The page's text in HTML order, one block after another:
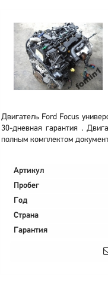
Двигатель Ford Focus
30-дневная гарантия .
полным комплектом
Артикул
Пробег
Год
Страна
Гарантия